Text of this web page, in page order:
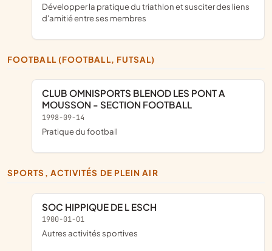
développer la pratique du triathlon et susciter des liens
d'amitié entre ses membres
FOOTBALL (FOOTBALL, FUTSAL)
CLUB OMNISPORTS BLENOD LES PONT A
MOUSSON - SECTION FOOTBALL
1998-09-14
pratique du football
SPORTS, ACTIVITÉS DE PLEIN AIR
SOC HIPPIQUE DE L ESCH
1900-01-01
Autres activités sportives